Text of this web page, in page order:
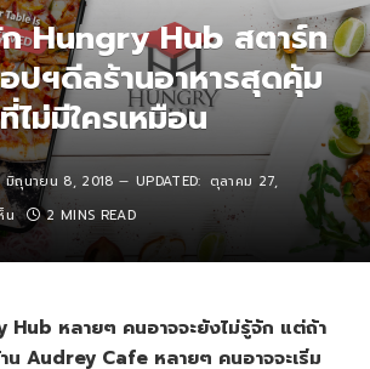
ก Hungry Hub สตาร์ท
ปฯดีลร้านอาหารสุดคุ้ม
ม่มีใครเหมือน
มิถุนายน 8, 2018 UPDATED: ตุลาคม 27,
น 2 MINS READ
Hub หลายๆ คนอาจจะยังไม่รู้จัก แต่ถ้า
น Audrey Cafe หลายๆ คนอาจจะเริ่ม